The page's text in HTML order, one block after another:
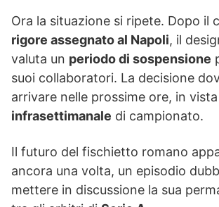
Ora la situazione si ripete. Dopo il
rigore assegnato al Napoli, il
valuta un periodo di sospensione
suoi collaboratori. La decisione
arrivare nelle prossime ore, in
infrasettimanale di campionato.
Il futuro del fischietto romano
ancora una volta, un episodio
mettere in discussione la sua